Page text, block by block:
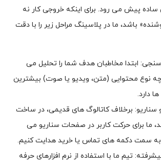
ساده پیش می رود. برای اینکه خروجی کار نه
باشد، ما در پلاسینگ مراحل زیر را با دقت
ابتدا مخاطبان هدف شما را تحلیل می
چه نوع محتوایی (متن، ویدیو یا صوت) بیشترین
دارد.
سناریو: برخلاف کاتالوگ های قدیمی، در ساخت
ما برای حرکت کاربر در صفحات سناریو می
به سمت دکمه های تماس یا خرید هدایت کنیم.
پیشرفته: تیم ما با استفاده از نرم افزارهای حرفه